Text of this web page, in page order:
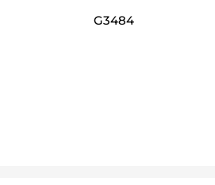
G3484